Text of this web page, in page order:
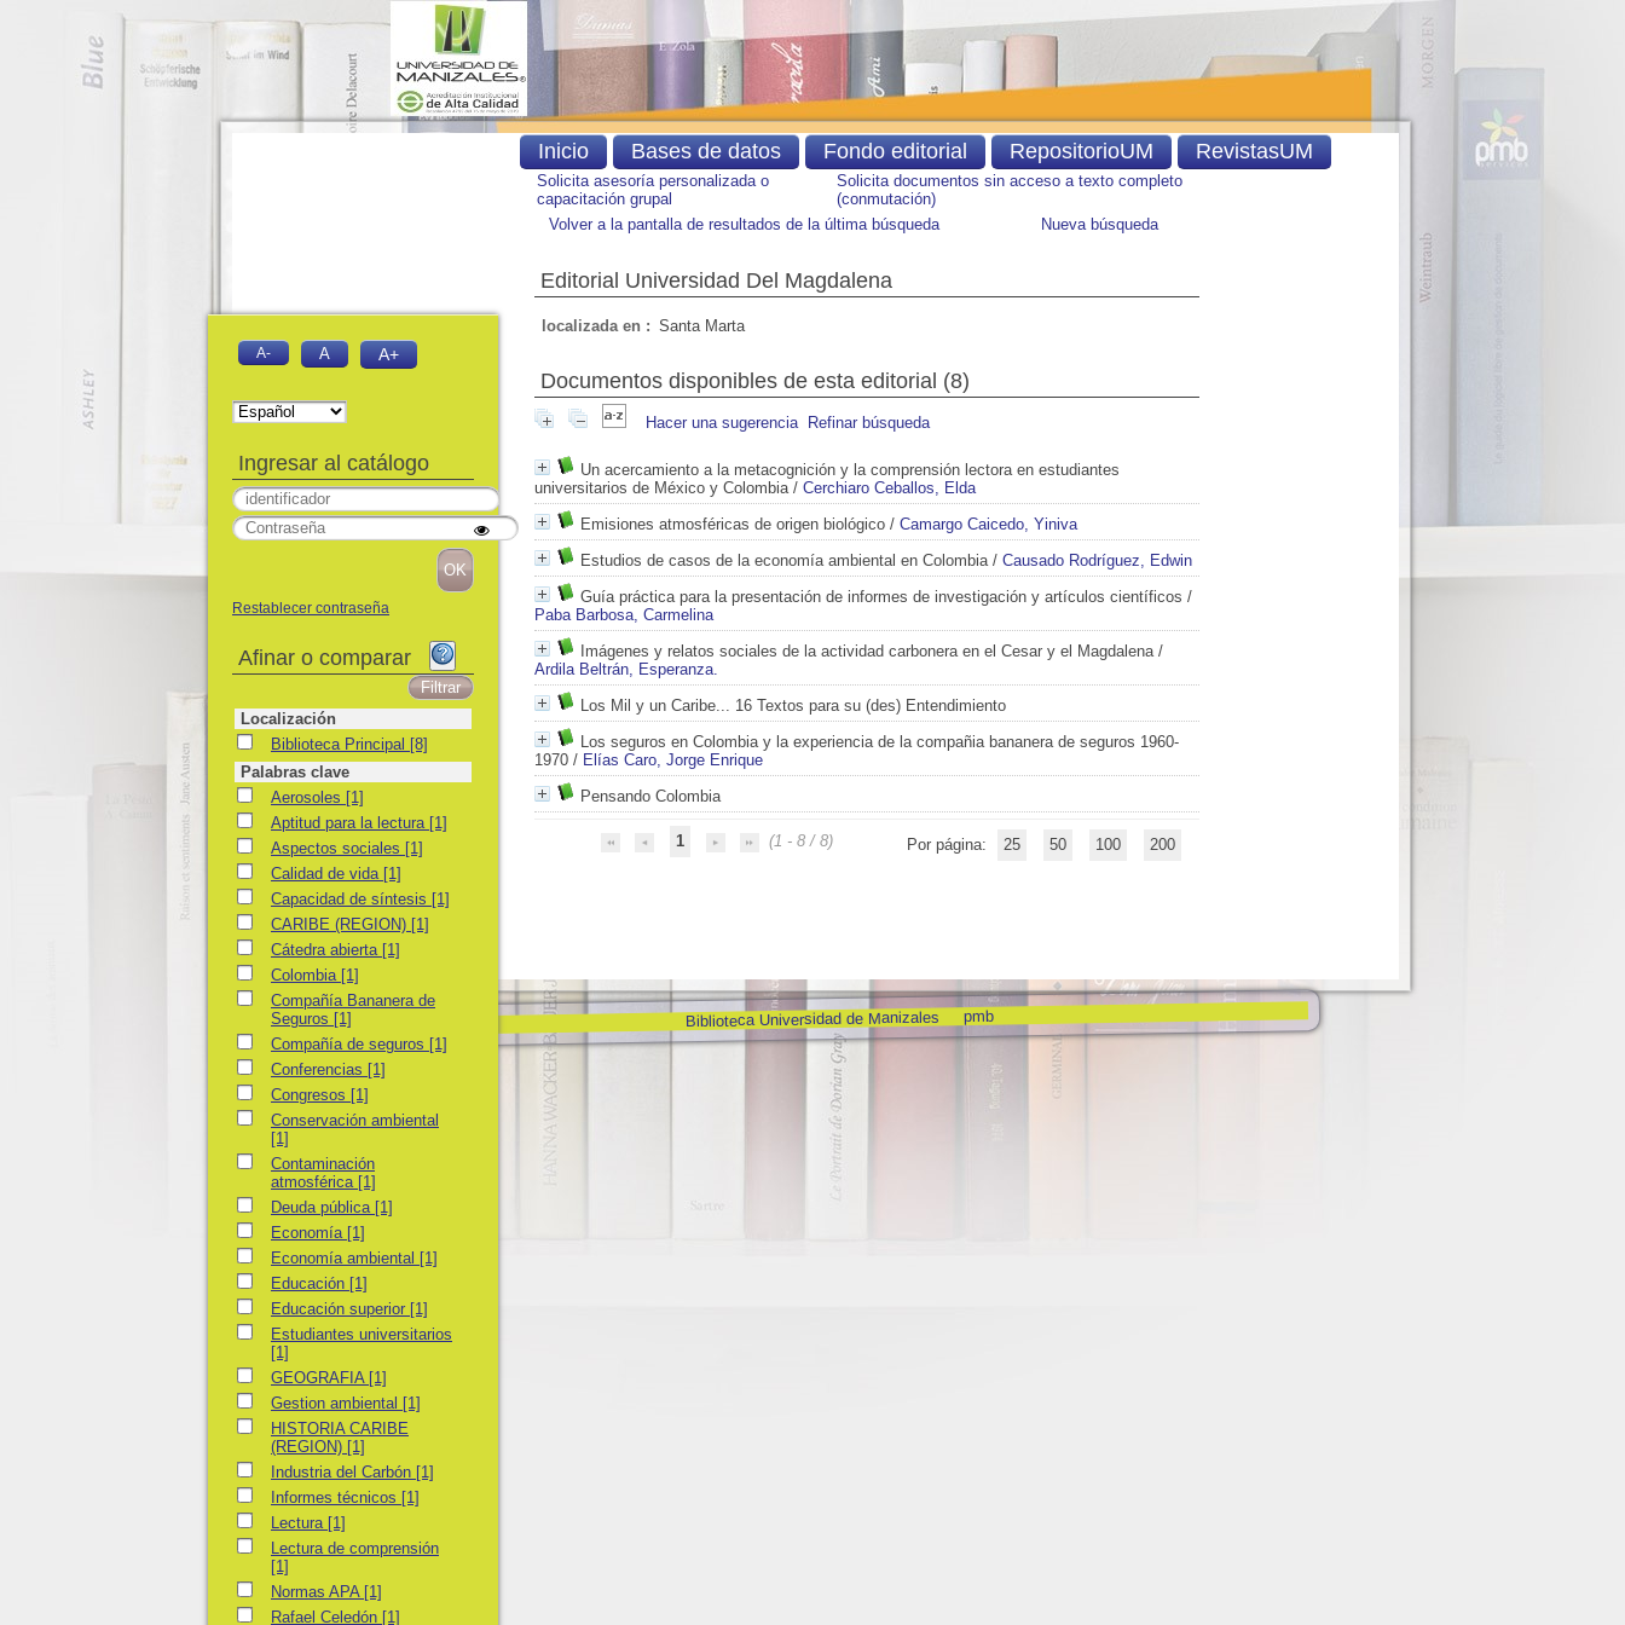
Solicita asesoría personalizada o
capacitación grupal
Solicita documentos sin acceso a texto completo
(conmutación)
Volver a la pantalla de resultados de la última búsqueda
Nueva búsqueda
Editorial Universidad Del Magdalena
localizada en : Santa Marta
Documentos disponibles de esta editorial (8)
Hacer una sugerencia Refinar búsqueda
Un acercamiento a la metacognición y la comprensión lectora en estudiantes
universitarios de México y Colombia/ Cerchiaro Ceballos, Elda
Emisiones atmosféricas de origen biológico / Camargo Caicedo, Yiniva
Estudios de casos de la economía ambiental en Colombia/ Causado Rodríguez, Edwin
Guía práctica para la presentación de informes de investigación y artículos científicos /
Paba Barbosa, Carmelina
Imágenes y relatos sociales de la actividad carbonera en el Cesar y el Magdalena/
Ardila Beltrán, Esperanza.
Los Mil y un Caribe... 16 Textos para su (des) Entendimiento
Los seguros en Colombia y la experiencia de la compañia bananera de seguros 1960-
1970 / Elías Caro, Jorge Enrique
Pensando Colombia
1 (1 - 8 / 8) Por página: 25 50 100 200
Biblioteca Universidad de Manizales pmb
Inicio Bases de datos Fondo editorial RepositorioUM RevistasUM
A- A A+
Ingresar al catálogo
Restablecer contraseña
Afinar o comparar
Localización
Biblioteca Principal
Biblioteca Principal [8]
Palabras clave
AerosolesAerosoles [1]
Aptitud para la lectura
Aptitud para la lectura [1]
Aspectos sociales
Aspectos sociales [1]
Calidad de vida
Calidad de vida [1]
Capacidad de síntesis
Capacidad de síntesis [1]
CARIBE (REGION)
CARIBE (REGION) [1]
Cátedra abierta
Cátedra abierta [1]
ColombiaColombia [1]
Compañía Bananera de Seguros
Compañía Bananera de
Seguros [1]
Compañía de seguros
Compañía de seguros [1]
Conferencias
Conferencias [1]
Congresos
Congresos [1]
Conservación ambiental
Conservación ambiental
[1]
Contaminación atmosférica
Contaminación
atmosférica [1]
Deuda pública
Deuda pública [1]
EconomíaEconomía [1]
Economía ambiental
Economía ambiental [1]
EducaciónEducación [1]
Educación superior
Educación superior [1]
Estudiantes universitarios
Estudiantes universitarios
[1]
GEOGRAFIA
GEOGRAFIA [1]
Gestion ambiental
Gestion ambiental [1]
HISTORIA CARIBE (REGION)
HISTORIA CARIBE
(REGION) [1]
Industria del Carbón
Industria del Carbón [1]
Informes técnicos
Informes técnicos [1]
LecturaLectura [1]
Lectura de comprensión
Lectura de comprensión
[1]
Normas APA
Normas APA [1]
Rafael Celedón
Rafael Celedón [1]